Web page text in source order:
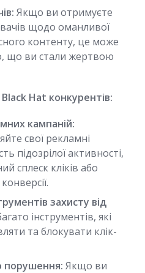
Якщо ви отримуєте
щодо оманливої
контенту, це може
що ви стали жертвою
Hat конкурентів:
кампаній:
свої рекламні
підозрілої активності,
сплеск кліків або
захисту від
інструментів, які
та блокувати клік-
порушення: Якщо ви